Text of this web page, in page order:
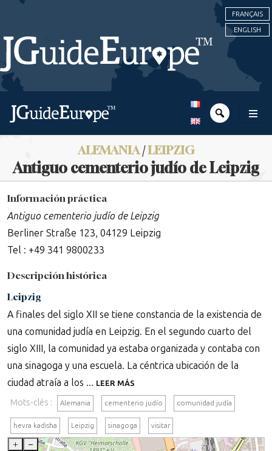
FRANÇAIS
ENGLISH
ALEMANIA/LEIPZIG
Antiguo cementerio judío de Leipzig
Información práctica
Antiguo cementerio judío de Leipzig
Berliner Straße 123, 04129 Leipzig
Tel : +49 341 9800233
Descripción histórica
Leipzig
A finales del siglo XII se tiene constancia de la existencia de
una comunidad judía en Leipzig. En el segundo cuarto del
siglo XIII, la comunidad ya estaba organizada y contaba con
una sinagoga y una escuela. La céntrica ubicación de la
ciudad atraía a los ... LEER MÁS
Mots-clés : Alemania cementerio judío comunidad judía
hevra kadisha Leipzig sinagoga visitar
+
–